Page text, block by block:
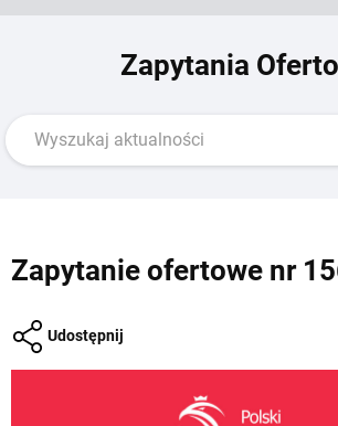
Zapytania
Zapytanie ofertowe nr
Udostępnij